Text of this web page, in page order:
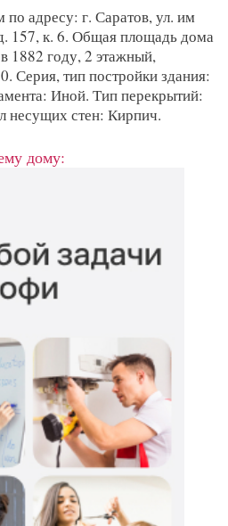
адресу: г. Саратов, ул. им
157, к. 6. Общая площадь дома
1882 году, 2 этажный,
Серия, тип постройки здания:
Иной. Тип перекрытий:
несущих стен: Кирпич.
дому: